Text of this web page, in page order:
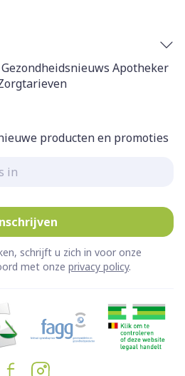
Gezondheidsnieuws Apotheker
producten en promoties
schrijft u zich in voor onze
met onze privacy policy.